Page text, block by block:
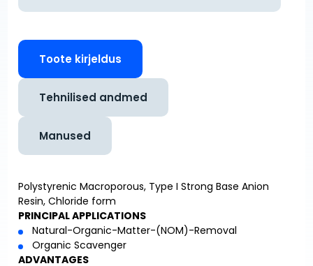
Toote kirjeldus
Tehnilised andmed
Manused
Polystyrenic Macroporous, Type I Strong Base Anion
Resin, Chloride form
PRINCIPAL APPLICATIONS
Natural-Organic-Matter-(NOM)-Removal
Organic Scavenger
ADVANTAGES